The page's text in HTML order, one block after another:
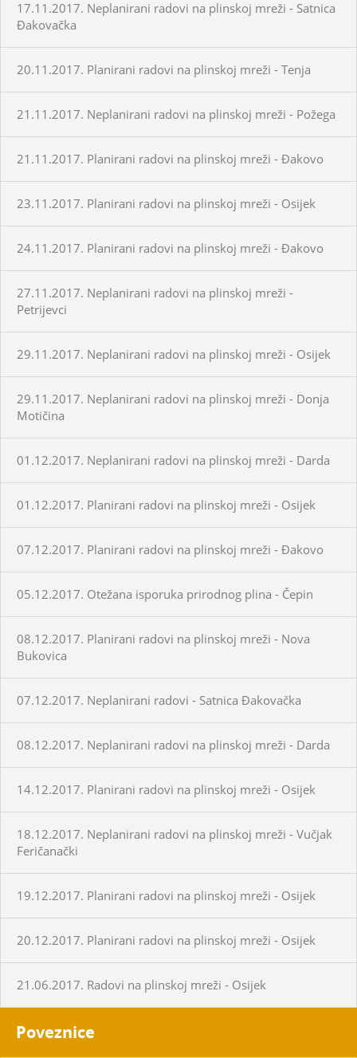
17.11.2017. Neplanirani radovi na plinskoj mreži - Satnica
Đakovačka
20.11.2017. Planirani radovi na plinskoj mreži - Tenja
21.11.2017. Neplanirani radovi na plinskoj mreži - Požega
21.11.2017. Planirani radovi na plinskoj mreži - Đakovo
23.11.2017. Planirani radovi na plinskoj mreži - Osijek
24.11.2017. Planirani radovi na plinskoj mreži - Đakovo
27.11.2017. Neplanirani radovi na plinskoj mreži -
Petrijevci
29.11.2017. Neplanirani radovi na plinskoj mreži - Osijek
29.11.2017. Neplanirani radovi na plinskoj mreži - Donja
Motičina
01.12.2017. Neplanirani radovi na plinskoj mreži - Darda
01.12.2017. Planirani radovi na plinskoj mreži - Osijek
07.12.2017. Planirani radovi na plinskoj mreži - Đakovo
05.12.2017. Otežana isporuka prirodnog plina - Čepin
08.12.2017. Planirani radovi na plinskoj mreži - Nova
Bukovica
07.12.2017. Neplanirani radovi - Satnica Đakovačka
08.12.2017. Neplanirani radovi na plinskoj mreži - Darda
14.12.2017. Planirani radovi na plinskoj mreži - Osijek
18.12.2017. Neplanirani radovi na plinskoj mreži - Vučjak
Feričanački
19.12.2017. Planirani radovi na plinskoj mreži - Osijek
20.12.2017. Planirani radovi na plinskoj mreži - Osijek
21.06.2017. Radovi na plinskoj mreži - Osijek
Poveznice